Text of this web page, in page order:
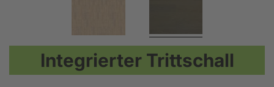
Integrierter Trittschall